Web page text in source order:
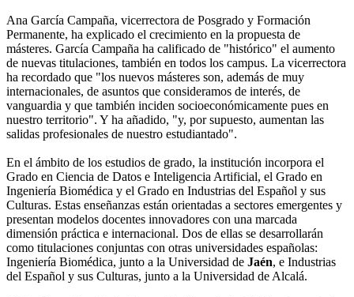
Ana García Campaña, vicerrectora de Posgrado y Formación
Permanente, ha explicado el crecimiento en la propuesta de
másteres. García Campaña ha calificado de "histórico" el aumento
de nuevas titulaciones, también en todos los campus. La vicerrectora
ha recordado que "los nuevos másteres son, además de muy
internacionales, de asuntos que consideramos de interés, de
vanguardia y que también inciden socioeconómicamente pues en
nuestro territorio". Y ha añadido, "y, por supuesto, aumentan las
salidas profesionales de nuestro estudiantado".
En el ámbito de los estudios de grado, la institución incorpora el
Grado en Ciencia de Datos e Inteligencia Artificial, el Grado en
Ingeniería Biomédica y el Grado en Industrias del Español y sus
Culturas. Estas enseñanzas están orientadas a sectores emergentes y
presentan modelos docentes innovadores con una marcada
dimensión práctica e internacional. Dos de ellas se desarrollarán
como titulaciones conjuntas con otras universidades españolas:
Ingeniería Biomédica, junto a la Universidad de Jaén, e Industrias
del Español y sus Culturas, junto a la Universidad de Alcalá.